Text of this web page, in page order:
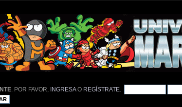
. POR FAVOR, INGRESAO REGÍSTRATE.